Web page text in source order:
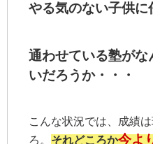
やる気のない子供に
通わせている塾がな
いだろうか・・・
こんな状況では、成績
ろ。 それどころか今よ